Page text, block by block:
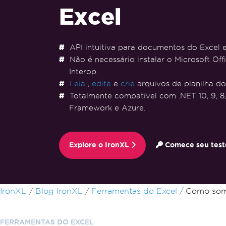
Excel
API intuitiva para documentos do Excel
Não é necessário instalar o Microsoft
Interop.
Leia , edite e crie arquivos de planilha do
Totalmente compatível com .NET 10, 9, 8,
Framework e Azure.
Explore o IronXL Comece seu
Ir para o conteúdo do rodapé
IronXL Blog IronXL Ferramentas do Excel Como
FERRAMENTAS DO EXCEL